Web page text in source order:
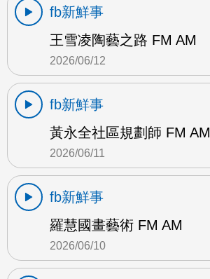
fb新鮮事
王雪凌陶藝之路 FM AM
2026/06/12
fb新鮮事
黃永全社區規劃師 FM AM
2026/06/11
fb新鮮事
羅慧國畫藝術 FM AM
2026/06/10